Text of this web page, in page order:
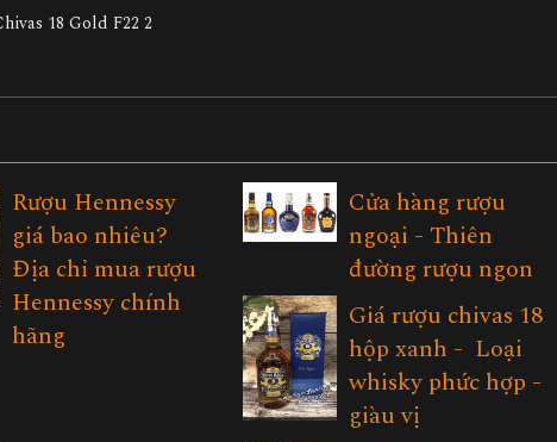
Rượu Hennessy
giá bao nhiêu?
Địa chỉ mua rượu
Hennessy chính
hãng
Cửa hàng rượu
ngoại - Thiên
đường rượu ngon
Giá rượu chivas 18
hộp xanh - Loại
whisky phức hợp -
giàu vị